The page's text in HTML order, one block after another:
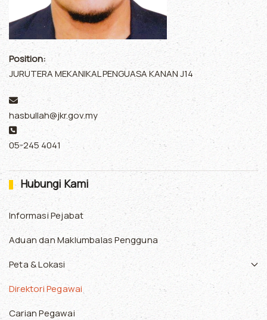
Position:
JURUTERA MEKANIKAL PENGUASA KANAN J14
Email:
hasbullah@jkr.gov.my
Phone:
05-245 4041
Hubungi Kami
Informasi Pejabat
Aduan dan Maklumbalas Pengguna
Peta & Lokasi
Direktori Pegawai
Carian Pegawai